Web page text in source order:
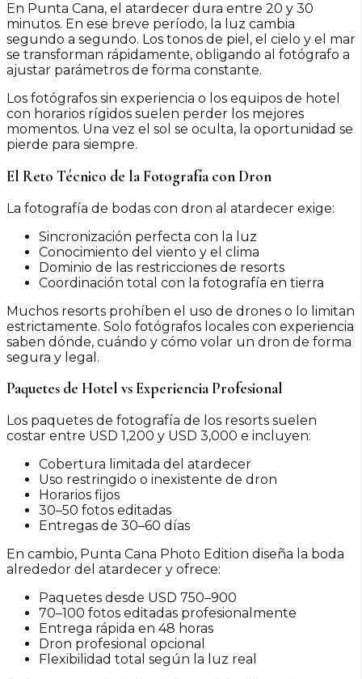
En Punta Cana, el atardecer dura entre 20 y 30
minutos. En ese breve período, la luz cambia
segundo a segundo. Los tonos de piel, el cielo y el mar
se transforman rápidamente, obligando al fotógrafo a
ajustar parámetros de forma constante.
Los fotógrafos sin experiencia o los equipos de hotel
con horarios rígidos suelen perder los mejores
momentos. Una vez el sol se oculta, la oportunidad se
pierde para siempre.
El Reto Técnico de la Fotografía con Dron
La fotografía de bodas con dron al atardecer exige:
Sincronización perfecta con la luz
Conocimiento del viento y el clima
Dominio de las restricciones de resorts
Coordinación total con la fotografía en tierra
Muchos resorts prohíben el uso de drones o lo limitan
estrictamente. Solo fotógrafos locales con experiencia
saben dónde, cuándo y cómo volar un dron de forma
segura y legal.
Paquetes de Hotel vs Experiencia Profesional
Los paquetes de fotografía de los resorts suelen
costar entre USD 1,200 y USD 3,000 e incluyen:
Cobertura limitada del atardecer
Uso restringido o inexistente de dron
Horarios fijos
30–50 fotos editadas
Entregas de 30–60 días
En cambio, Punta Cana Photo Edition diseña la boda
alrededor del atardecer y ofrece:
Paquetes desde USD 750–900
70–100 fotos editadas profesionalmente
Entrega rápida en 48 horas
Dron profesional opcional
Flexibilidad total según la luz real